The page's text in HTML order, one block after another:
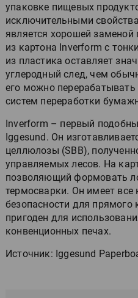
упаковке пищевых
исключительными
является хорошей
из картона Inverform с
из пластика оставляет
углеродный след, чем
его можно
систем переработки
Inverform – первый
Iggesund. Он
целлюлозы (SBB),
управляемых лесов. На
позволяющий формовать
термосварки. Он имеет
безопасности для прямого
пригоден для
конвенционных печах.
Источник: Iggesund